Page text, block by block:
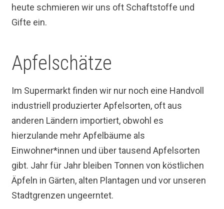
heute schmieren wir uns oft Schaftstoffe und
Gifte ein.
Apfelschätze
Im Supermarkt finden wir nur noch eine Handvoll
industriell produzierter Apfelsorten, oft aus
anderen Ländern importiert, obwohl es
hierzulande mehr Apfelbäume als
Einwohner*innen und über tausend Apfelsorten
gibt. Jahr für Jahr bleiben Tonnen von köstlichen
Äpfeln in Gärten, alten Plantagen und vor unseren
Stadtgrenzen ungeerntet.